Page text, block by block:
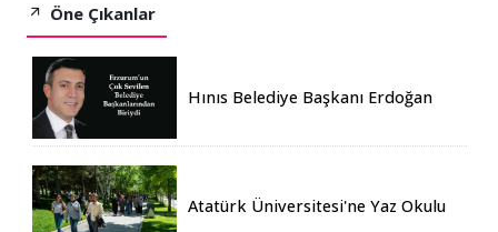
Öne Çıkanlar
Hınıs Belediye Başkanı Erdoğan
Atatürk Üniversitesi'ne Yaz Okulu